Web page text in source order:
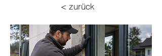
< zurück